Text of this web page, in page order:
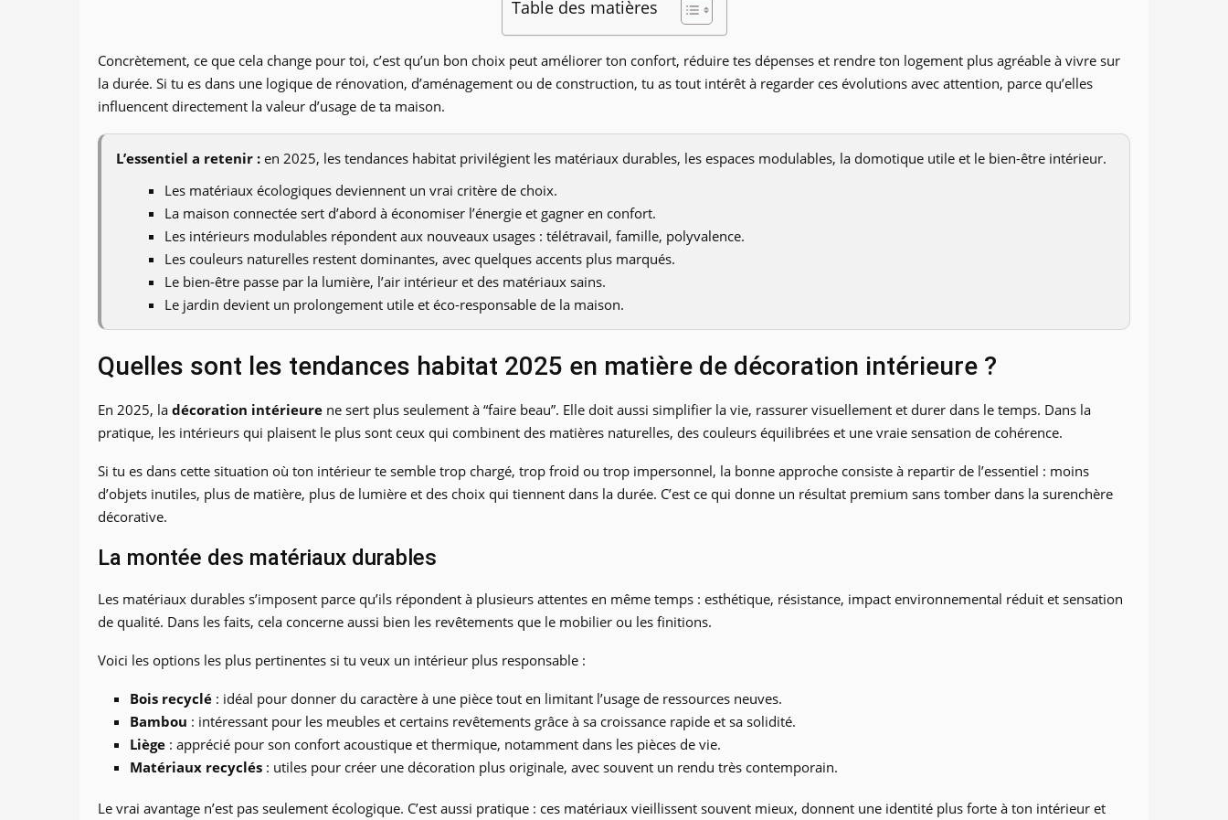
Table des matières
Concrètement, ce que cela change pour toi, c’est qu’un bon choix peut améliorer ton confort, réduire tes dépenses et rendre ton logement plus agréable à vivre sur
la durée. Si tu es dans une logique de rénovation, d’aménagement ou de construction, tu as tout intérêt à regarder ces évolutions avec attention, parce qu’elles
influencent directement la valeur d’usage de ta maison.
L’essentiel a retenir : en 2025, les tendances habitat privilégient les matériaux durables, les espaces modulables, la domotique utile et le bien-être intérieur.
Les matériaux écologiques deviennent un vrai critère de choix.
La maison connectée sert d’abord à économiser l’énergie et gagner en confort.
Les intérieurs modulables répondent aux nouveaux usages : télétravail, famille, polyvalence.
Les couleurs naturelles restent dominantes, avec quelques accents plus marqués.
Le bien-être passe par la lumière, l’air intérieur et des matériaux sains.
Le jardin devient un prolongement utile et éco-responsable de la maison.
Quelles sont les tendances habitat 2025 en matière de décoration intérieure ?
En 2025, la décoration intérieure ne sert plus seulement à “faire beau”. Elle doit aussi simplifier la vie, rassurer visuellement et durer dans le temps. Dans la
pratique, les intérieurs qui plaisent le plus sont ceux qui combinent des matières naturelles, des couleurs équilibrées et une vraie sensation de cohérence.
Si tu es dans cette situation où ton intérieur te semble trop chargé, trop froid ou trop impersonnel, la bonne approche consiste à repartir de l’essentiel : moins
d’objets inutiles, plus de matière, plus de lumière et des choix qui tiennent dans la durée. C’est ce qui donne un résultat premium sans tomber dans la surenchère
décorative.
La montée des matériaux durables
Les matériaux durables s’imposent parce qu’ils répondent à plusieurs attentes en même temps : esthétique, résistance, impact environnemental réduit et sensation
de qualité. Dans les faits, cela concerne aussi bien les revêtements que le mobilier ou les finitions.
Voici les options les plus pertinentes si tu veux un intérieur plus responsable :
Bois recyclé : idéal pour donner du caractère à une pièce tout en limitant l’usage de ressources neuves.
Bambou : intéressant pour les meubles et certains revêtements grâce à sa croissance rapide et sa solidité.
Liège : apprécié pour son confort acoustique et thermique, notamment dans les pièces de vie.
Matériaux recyclés : utiles pour créer une décoration plus originale, avec souvent un rendu très contemporain.
Le vrai avantage n’est pas seulement écologique. C’est aussi pratique : ces matériaux vieillissent souvent mieux, donnent une identité plus forte à ton intérieur et